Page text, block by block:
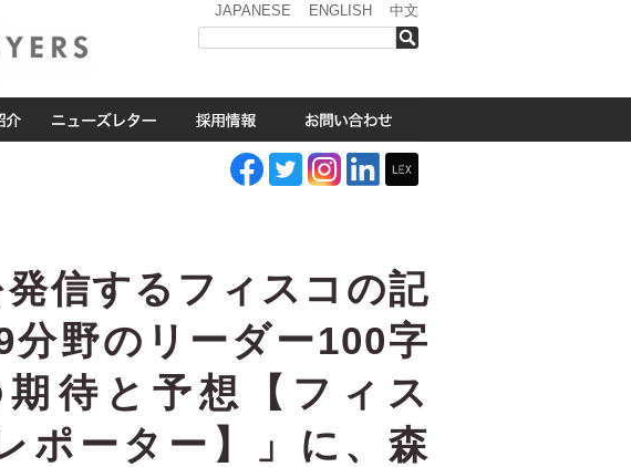
JAPANESE ENGLISH 中文
信するフィスコの記
野のリーダー100字
待と予想【フィス
ポーター】」に、森